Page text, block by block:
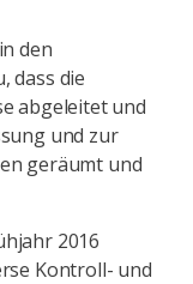
den
dass die
abgeleitet und
und zur
geräumt und
2016
Kontroll- und